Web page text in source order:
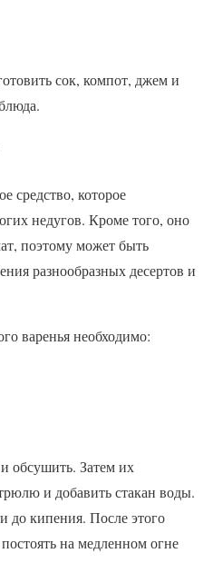
сок, компот, джем и
средство, которое
недугов. Кроме того, оно
поэтому может быть
разнообразных десертов и
варенья необходимо:
обсушить. Затем их
и добавить стакан воды.
до кипения. После этого
на медленном огне